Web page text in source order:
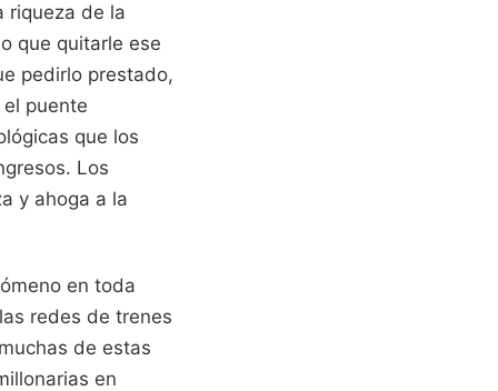
riqueza de la
que quitarle ese
pedirlo prestado,
puente
que los
Los
y ahoga a la
en toda
redes de trenes
de estas
en